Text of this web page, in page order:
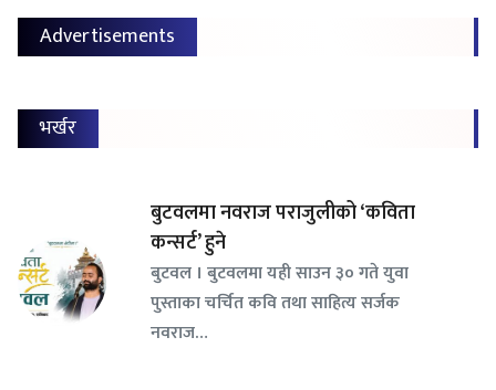
Advertisements
भर्खर
बुटवलमा नवराज पराजुलीको ‘कविता
कन्सर्ट’ हुने
बुटवल । बुटवलमा यही साउन ३० गते युवा
पुस्ताका चर्चित कवि तथा साहित्य सर्जक
नवराज…